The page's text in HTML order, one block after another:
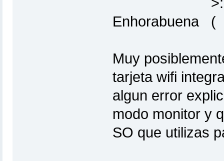
Enhorabuena
Muy
tarjeta wifi
algun error
modo monitor y
SO que utilizas